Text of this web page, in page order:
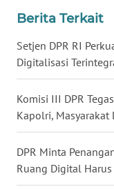
Berita Terkait
Setjen DPR RI
Digitalisasi
Komisi III DPR
Kapolri, Masyarakat
DPR Minta
Ruang Digital Harus
WN
SUMBAR
WN
SUMSEL
WN